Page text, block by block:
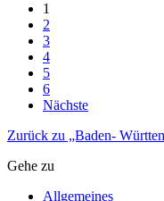
1
2
3
4
5
6
Nächste
Zurück zu „Baden-
Gehe zu
Allgemeines